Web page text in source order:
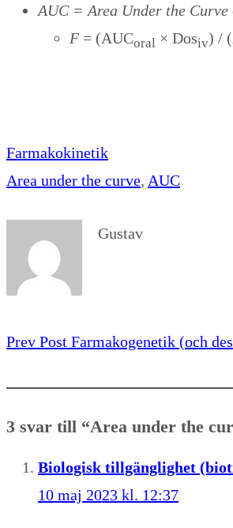
AUC = Area Under the Curve
F= (AUCoral ​× Dosiv) /
Farmakokinetik
Area under the curve, AUC
Gustav
Prev Post Farmakogenetik (och
3 svar till “Area under the
Biologisk tillgänglighet
10 maj 2023 kl. 12:37